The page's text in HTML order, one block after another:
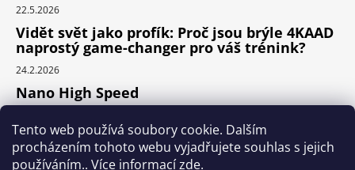
Tento web používá soubory cookie. Dalším
procházením tohoto webu vyjadřujete souhlas s jejich
používáním.. Více informacízde.
22.5.2026
Vidět svět jako profík: Proč jsou brýle 4KAAD
naprostý game-changer pro váš trénink?
24.2.2026
Nano High Speed
Nejlepší cyklodoplňky v porovnání cena /
výkon